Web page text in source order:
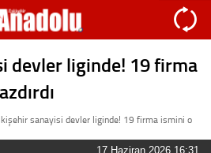
devler liginde! 19 firma
sanayisi devler liginde! 19 firma ismini o
17 Haziran 2026 16:31